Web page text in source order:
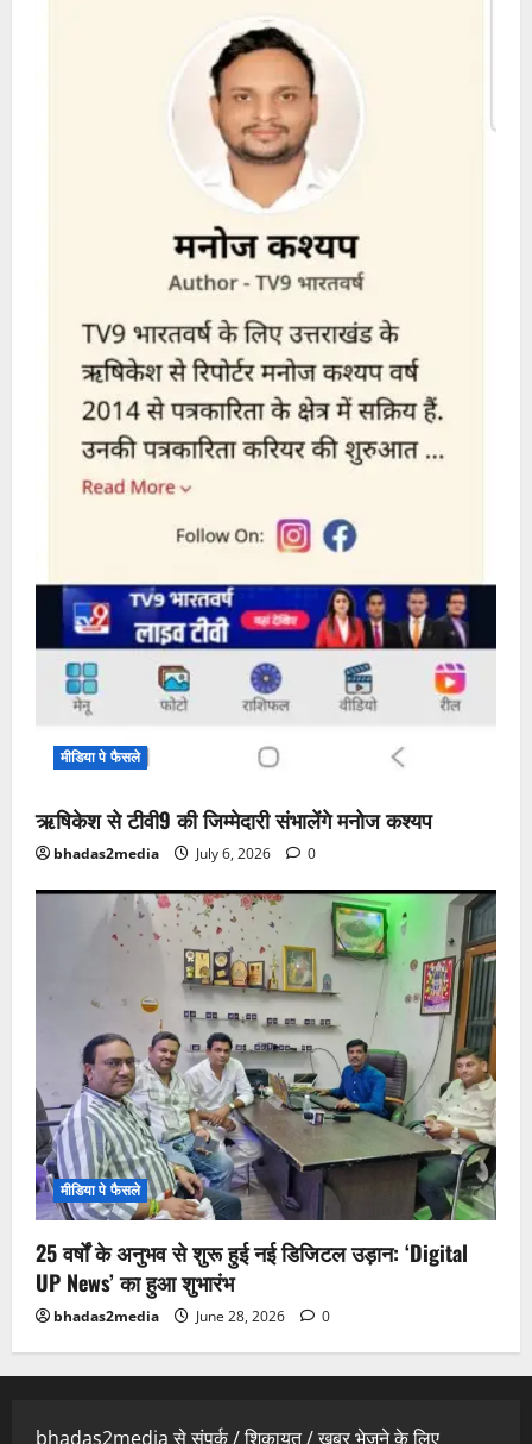
मीडिया पे फैसले
ऋषिकेश से टीवी9 की जिम्मेदारी संभालेंगे मनोज कश्यप
bhadas2media July 6, 2026 0
मीडिया पे फैसले
25 वर्षों के अनुभव से शुरू हुई नई डिजिटल उड़ान: ‘Digital
UP News’ का हुआ शुभारंभ
bhadas2media June 28, 2026 0
bhadas2media से संपर्क / शिकायत / खबर भेजने के लिए